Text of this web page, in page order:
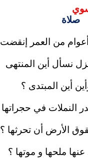
صلاة
من العمر إنقضت
نسأل أين المنتهى
أين المبتدى ؟
النملات في حجراتها
الأرض أن تحرثها ؟
عنها ملحها و موتها ؟